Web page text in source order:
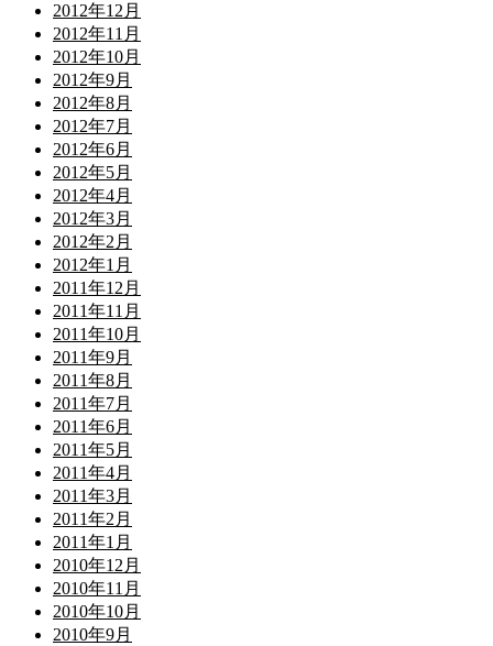
2012年12月
2012年11月
2012年10月
2012年9月
2012年8月
2012年7月
2012年6月
2012年5月
2012年4月
2012年3月
2012年2月
2012年1月
2011年12月
2011年11月
2011年10月
2011年9月
2011年8月
2011年7月
2011年6月
2011年5月
2011年4月
2011年3月
2011年2月
2011年1月
2010年12月
2010年11月
2010年10月
2010年9月